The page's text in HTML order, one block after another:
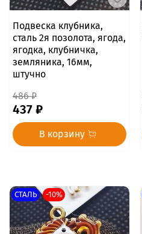
Подвеска клубника,
сталь 2я позолота, ягода,
ягодка, клубничка,
земляника, 16мм,
штучно
486 ₽
437 ₽
В корзину
СТАЛЬ -10%